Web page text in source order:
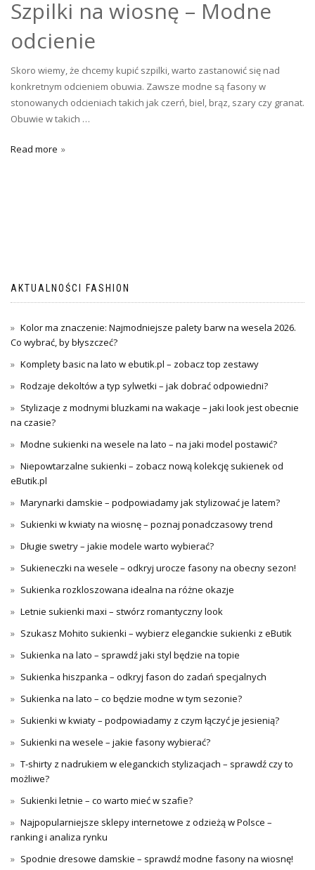
Szpilki na wiosnę – Modne
odcienie
Skoro wiemy, że chcemy kupić szpilki, warto zastanowić się nad
konkretnym odcieniem obuwia. Zawsze modne są fasony w
stonowanych odcieniach takich jak czerń, biel, brąz, szary czy granat.
Obuwie w takich …
Read more
AKTUALNOŚCI FASHION
Kolor ma znaczenie: Najmodniejsze palety barw na wesela 2026.
Co wybrać, by błyszczeć?
Komplety basic na lato w ebutik.pl – zobacz top zestawy
Rodzaje dekoltów a typ sylwetki – jak dobrać odpowiedni?
Stylizacje z modnymi bluzkami na wakacje – jaki look jest obecnie
na czasie?
Modne sukienki na wesele na lato – na jaki model postawić?
Niepowtarzalne sukienki – zobacz nową kolekcję sukienek od
eButik.pl
Marynarki damskie – podpowiadamy jak stylizować je latem?
Sukienki w kwiaty na wiosnę – poznaj ponadczasowy trend
Długie swetry – jakie modele warto wybierać?
Sukieneczki na wesele – odkryj urocze fasony na obecny sezon!
Sukienka rozkloszowana idealna na różne okazje
Letnie sukienki maxi – stwórz romantyczny look
Szukasz Mohito sukienki – wybierz eleganckie sukienki z eButik
Sukienka na lato – sprawdź jaki styl będzie na topie
Sukienka hiszpanka – odkryj fason do zadań specjalnych
Sukienka na lato – co będzie modne w tym sezonie?
Sukienki w kwiaty – podpowiadamy z czym łączyć je jesienią?
Sukienki na wesele – jakie fasony wybierać?
T-shirty z nadrukiem w eleganckich stylizacjach – sprawdź czy to
możliwe?
Sukienki letnie – co warto mieć w szafie?
Najpopularniejsze sklepy internetowe z odzieżą w Polsce –
ranking i analiza rynku
Spodnie dresowe damskie – sprawdź modne fasony na wiosnę!